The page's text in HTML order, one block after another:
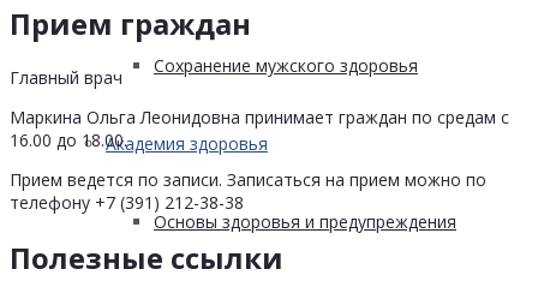
Сохранение мужского здоровья
Академия здоровья
Основы здоровья и предупреждения
Прием граждан
Главный врач
Маркина Ольга Леонидовна принимает граждан по средам с
16.00 до 18.00.
Прием ведется по записи. Записаться на прием можно по
телефону +7 (391) 212-38-38
Полезные ссылки